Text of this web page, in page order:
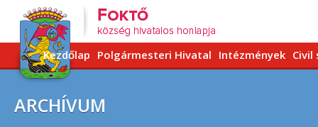
Kezdőlap Polgármesteri Hivatal Intézmények Civil
ARCHÍVUM